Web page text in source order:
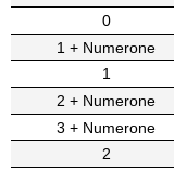
0
1 + Numerone
1
2 + Numerone
3 + Numerone
2